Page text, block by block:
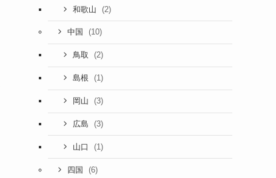
和歌山 (2)
中国 (10)
鳥取 (2)
島根 (1)
岡山 (3)
広島 (3)
山口 (1)
四国 (6)